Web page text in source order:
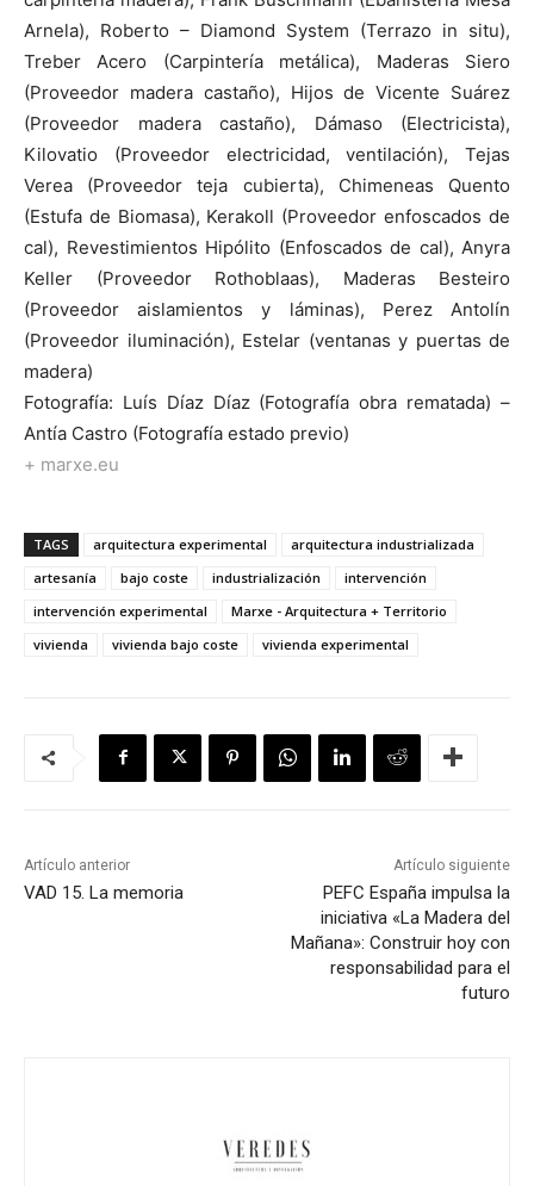
Arnela), Roberto – Diamond System (Terrazo in situ),
Treber Acero (Carpintería metálica), Maderas Siero
(Proveedor madera castaño), Hijos de Vicente Suárez
(Proveedor madera castaño), Dámaso (Electricista),
Kilovatio (Proveedor electricidad, ventilación), Tejas
Verea (Proveedor teja cubierta), Chimeneas Quento
(Estufa de Biomasa), Kerakoll (Proveedor enfoscados de
cal), Revestimientos Hipólito (Enfoscados de cal), Anyra
Keller (Proveedor Rothoblaas), Maderas Besteiro
(Proveedor aislamientos y láminas), Perez Antolín
(Proveedor iluminación), Estelar (ventanas y puertas de
madera)
Fotografía: Luís Díaz Díaz (Fotografía obra rematada) –
Antía Castro (Fotografía estado previo)
+ marxe.eu
TAGS arquitectura experimental
arquitectura industrializada
artesanía
bajo coste industrialización
intervención
intervención experimental
Marxe - Arquitectura + Territorio
vivienda
vivienda bajo coste vivienda experimental
Artículo anterior
VAD 15. La memoria
Artículo siguiente
PEFC España impulsa la
iniciativa «La Madera del
Mañana»: Construir hoy con
responsabilidad para el
futuro